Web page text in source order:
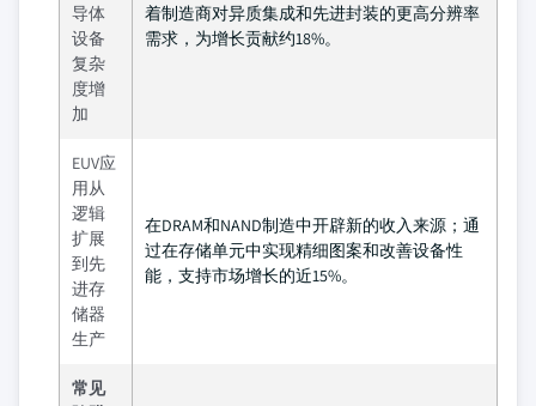
导体
设备
复杂
度增
加
着制造商对异质集成和先进封装的更高分辨率
需求，为增长贡献约18%。
EUV应
用从
逻辑
扩展
到先
进存
储器
生产
在DRAM和NAND制造中开辟新的收入来源；通
过在存储单元中实现精细图案和改善设备性
能，支持市场增长的近15%。
常见